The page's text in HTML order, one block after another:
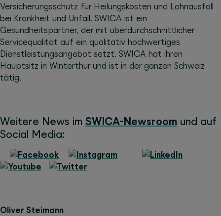
Versicherungsschutz für Heilungskosten und Lohnausfall
bei Krankheit und Unfall. SWICA ist ein
Gesundheitspartner, der mit überdurchschnittlicher
Servicequalität auf ein qualitativ hochwertiges
Dienstleistungsangebot setzt. SWICA hat ihren
Hauptsitz in Winterthur und ist in der ganzen Schweiz
tätig.
Weitere News im SWICA-Newsroom und auf
Social Media:
Oliver Steimann